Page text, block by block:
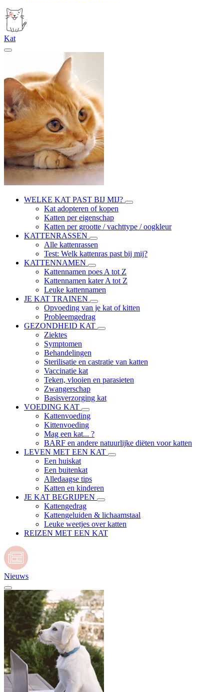
Kat
WELKE KAT PAST BIJ MIJ?
Kat adopteren of kopen
Katten per eigenschap
Katten per grootte / vachttype / oogkleur
KATTENRASSEN
Alle kattenrassen
Test: Welk kattenras past bij mij?
KATTENNAMEN
Kattennamen poes A tot Z
Kattennamen kater A tot Z
Leuke kattennamen
JE KAT TRAINEN
Opvoeding van je kat of kitten
Probleemgedrag
GEZONDHEID KAT
Ziektes
Symptomen
Behandelingen
Sterilisatie en castratie van katten
Vaccinatie kat
Teken, vlooien en parasieten
Zwangerschap
Basisverzorging kat
VOEDING KAT
Kattenvoeding
Kittenvoeding
Mag een kat... ?
BARF en andere natuurlijke diëten voor katten
LEVEN MET EEN KAT
Een huiskat
Een buitenkat
Alledaagse tips
Katten en kinderen
JE KAT BEGRIJPEN
Kattengedrag
Kattengeluiden & lichaamstaal
Leuke weetjes over katten
REIZEN MET EEN KAT
Nieuws